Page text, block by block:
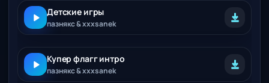
Детские игры
пазнякс & xxxsanek
Купер флагг интро
пазнякс & xxxsanek